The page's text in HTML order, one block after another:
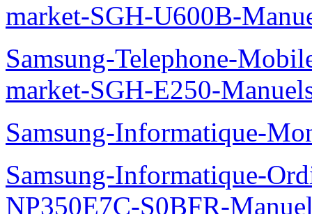
market-SGH-U600B-
Samsung-Telephone-
market-SGH-E250-
Samsung-Informatique-
Samsung-Informatique-
NP350E7C-S0BFR-